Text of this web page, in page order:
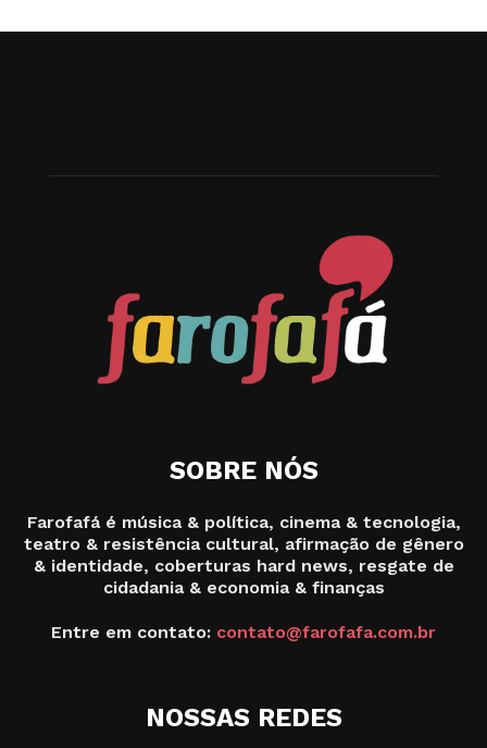
SOBRE NÓS
Farofafá é música & política, cinema & tecnologia,
teatro & resistência cultural, afirmação de gênero
& identidade, coberturas hard news, resgate de
cidadania & economia & finanças
Entre em contato: contato@farofafa.com.br
NOSSAS REDES